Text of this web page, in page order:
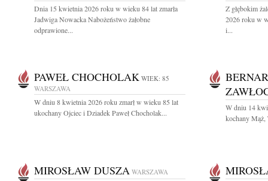
Dnia 15 kwietnia 2026 roku w wieku 84 lat zmarła
Jadwiga Nowacka Nabożeństwo żałobne
odprawione...
Z głębokim
2026 roku w
i...
PAWEŁ CHOCHOLAK WIEK: 85
WARSZAWA
W dniu 8 kwietnia 2026 roku zmarł w wieku 85 lat
ukochany Ojciec i Dziadek Paweł Chocholak...
W dniu 14
kochany Mąż,
MIROSŁAW DUSZA WARSZAWA